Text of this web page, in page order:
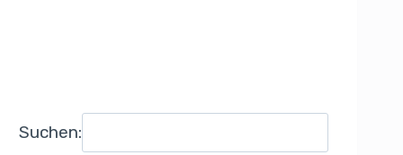
Suchen: